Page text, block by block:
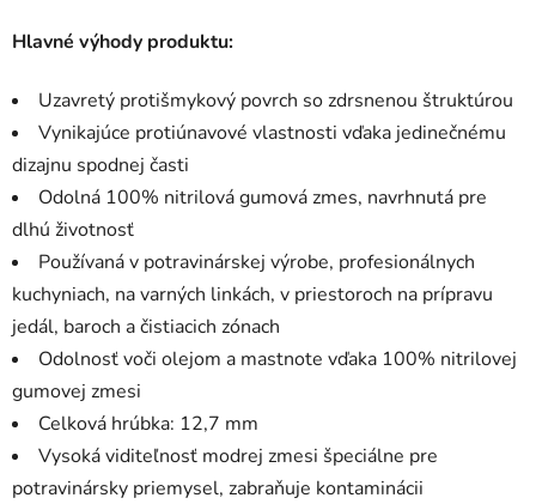
Hlavné výhody produktu:
Uzavretý protišmykový povrch so zdrsnenou štruktúrou
Vynikajúce protiúnavové vlastnosti vďaka jedinečnému
dizajnu spodnej časti
Odolná 100% nitrilová gumová zmes, navrhnutá pre
dlhú životnosť
Používaná v potravinárskej výrobe, profesionálnych
kuchyniach, na varných linkách, v priestoroch na prípravu
jedál, baroch a čistiacich zónach
Odolnosť voči olejom a mastnote vďaka 100% nitrilovej
gumovej zmesi
Celková hrúbka: 12,7 mm
Vysoká viditeľnosť modrej zmesi špeciálne pre
potravinársky priemysel, zabraňuje kontaminácii